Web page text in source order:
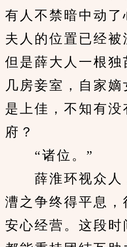
有人不禁暗中动了
夫人的位置已经被
但是薛大人一根独
几房妾室，自家嫡
是上佳，不知有没
府？
“诸位。”
薛淮环视众人
漕之争终得平息，
安心经营。这段时